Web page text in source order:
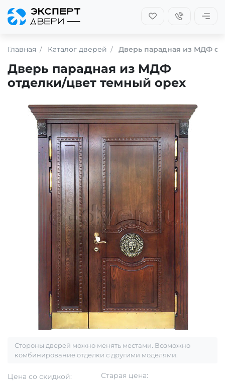
Главная Каталог дверей Дверь парадная из МДФ
Дверь парадная из МДФ
отделки/цвет темный орех
Стороны дверей можно менять местами. Возможно
комбинирование отделки с другими моделями.
Цена со скидкой: Старая цена: